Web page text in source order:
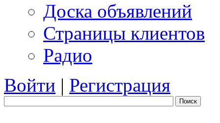
Доска объявлений
Страницы клиентов
Радио
Войти | Регистрация
Поиск